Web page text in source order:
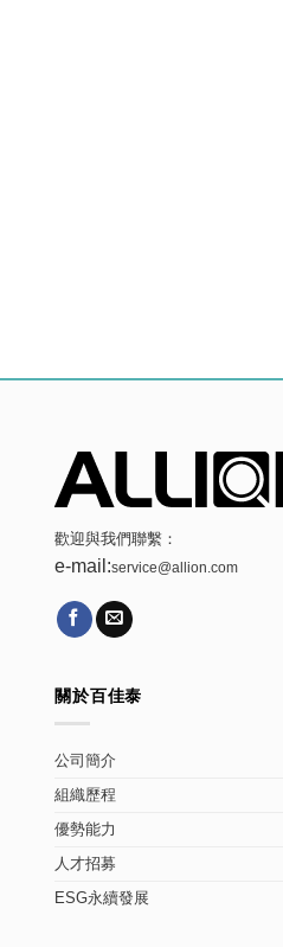
歡迎與我們聯繫：
e-mail:service@allion.com
關於百佳泰
公司簡介
組織歷程
優勢能力
人才招募
ESG永續發展